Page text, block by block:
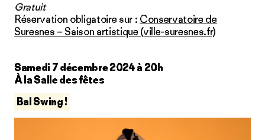
Gratuit
Réservation obligatoire sur : Conservatoire de
Suresnes – Saison artistique (ville-suresnes.fr)
Samedi 7 décembre 2024 à 20h
À la Salle des fêtes
Bal Swing !